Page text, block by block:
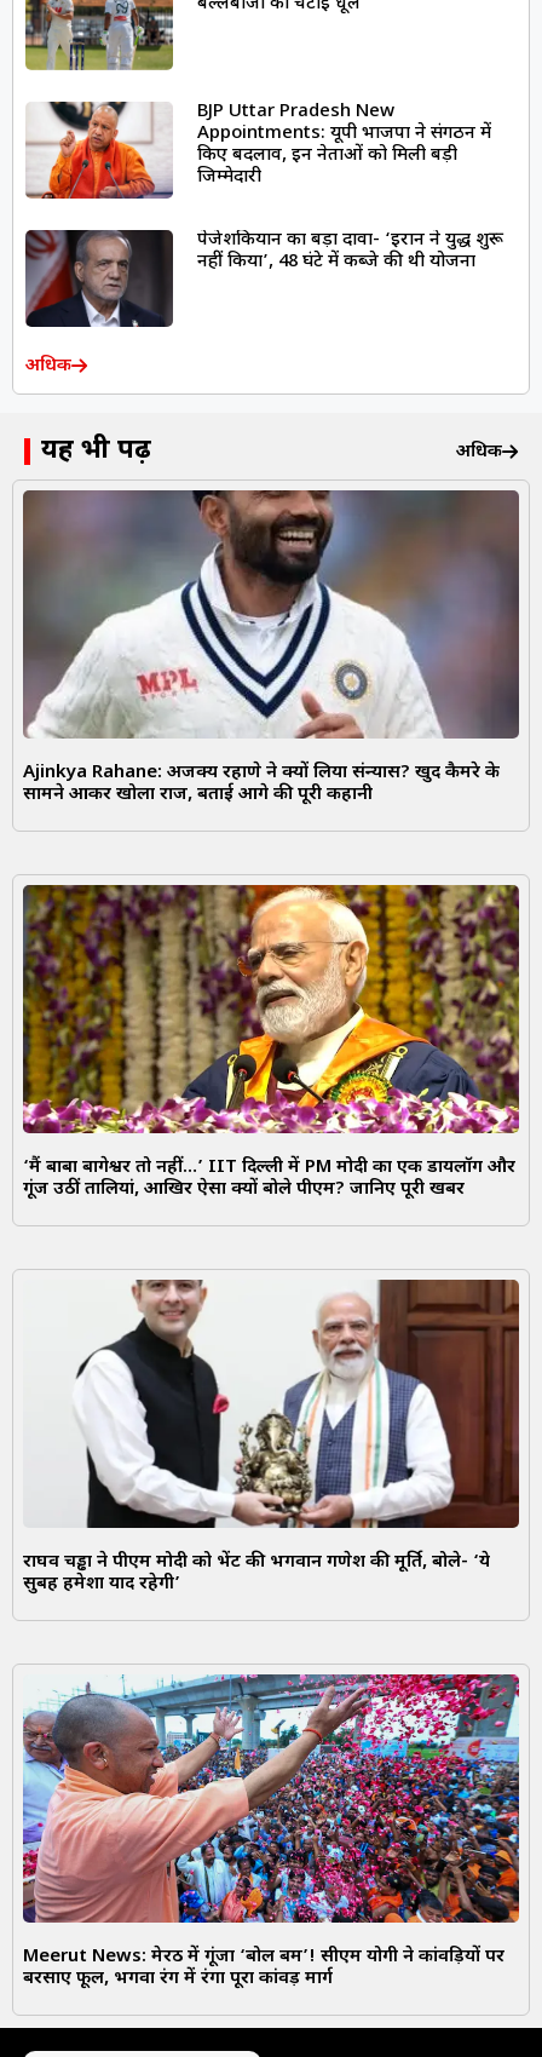
BJP Uttar Pradesh New
Appointments: यूपी भाजपा ने संगठन में
किए बदलाव, इन नेताओं को मिली बड़ी
जिम्मेदारी
पेजेशकियान का बड़ा दावा- ‘ईरान ने युद्ध शुरू
नहीं किया’, 48 घंटे में कब्जे की थी योजना
अधिक
यह भी पढ़ें अधिक
Ajinkya Rahane: अजिंक्य रहाणे ने क्यों लिया संन्यास? खुद कैमरे के
सामने आकर खोला राज, बताई आगे की पूरी कहानी
‘मैं बाबा बागेश्वर तो नहीं…’ IIT दिल्ली में PM मोदी का एक डायलॉग और
गूंज उठीं तालियां, आखिर ऐसा क्यों बोले पीएम? जानिए पूरी खबर
राघव चड्ढा ने पीएम मोदी को भेंट की भगवान गणेश की मूर्ति, बोले- ‘ये
सुबह हमेशा याद रहेगी’
Meerut News: मेरठ में गूंजा ‘बोल बम’! सीएम योगी ने कांवड़ियों पर
बरसाए फूल, भगवा रंग में रंगा पूरा कांवड़ मार्ग